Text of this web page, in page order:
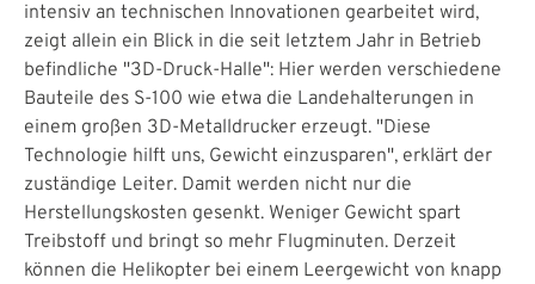
intensiv an technischen Innovationen gearbeitet wird,
zeigt allein ein Blick in die seit letztem Jahr in Betrieb
befindliche "3D-Druck-Halle": Hier werden verschiedene
Bauteile des S-100 wie etwa die Landehalterungen in
einem großen 3D-Metalldrucker erzeugt. "Diese
Technologie hilft uns, Gewicht einzusparen", erklärt der
zuständige Leiter. Damit werden nicht nur die
Herstellungskosten gesenkt. Weniger Gewicht spart
Treibstoff und bringt so mehr Flugminuten. Derzeit
können die Helikopter bei einem Leergewicht von knapp